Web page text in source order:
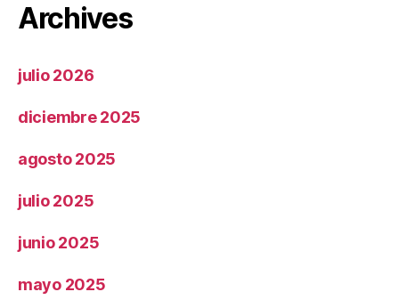
Archives
julio 2026
diciembre 2025
agosto 2025
julio 2025
junio 2025
mayo 2025